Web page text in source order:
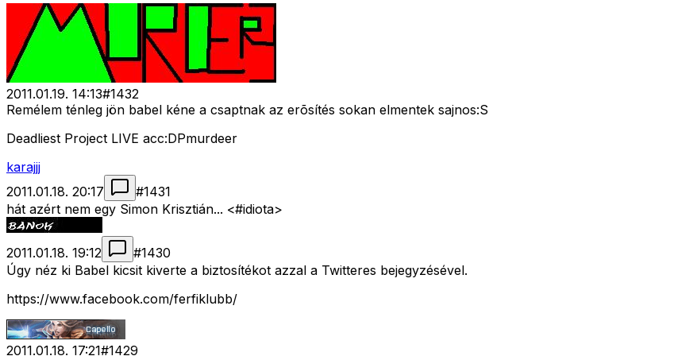
2011.01.19. 14:13#1432
Remélem ténleg jön babel kéne a csaptnak az erõsítés sokan elmentek sajnos:S
Deadliest Project LIVE acc:DPmurdeer
karajjj
2011.01.18. 20:17
#1431
hát azért nem egy Simon Krisztián... <#idiota>
2011.01.18. 19:12 #1430
Úgy néz ki Babel kicsit kiverte a biztosítékot azzal a Twitteres bejegyzésével.
https://www.facebook.com/ferfiklubb/
2011.01.18. 17:21#1429